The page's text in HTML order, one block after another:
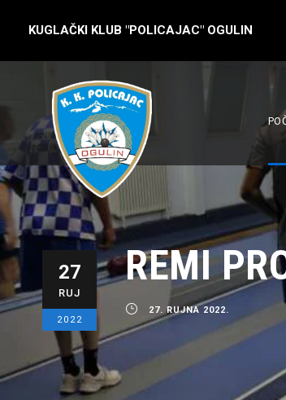
KUGLAČKI KLUB "POLICAJAC" OGULIN
27
RUJ
2022
REMI
27. RUJNA 2022.